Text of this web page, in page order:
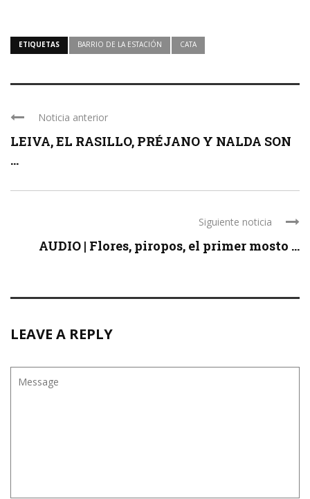
ETIQUETAS BARRIO DE LA ESTACIÓN CATA
Noticia anterior
LEIVA, EL RASILLO, PRÉJANO Y NALDA SON
...
Siguiente noticia
AUDIO | Flores, piropos, el primer mosto ...
LEAVE A REPLY